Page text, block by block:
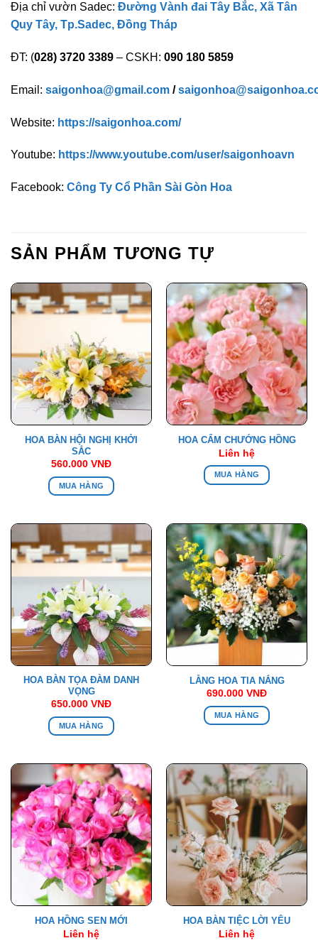
Địa chỉ vườn Sadec: Đường Vành đai Tây Bắc, Xã Tân
Quy Tây, Tp.Sadec, Đồng Tháp
ĐT: (028) 3720 3389 – CSKH: 090 180 5859
Email: saigonhoa@gmail.com /
Website: https://saigonhoa.com/
Youtube: https://www.youtube.com/user/saigonhoavn
Facebook: Công Ty Cổ Phần Sài Gòn Hoa
SẢN PHẨM TƯƠNG TỰ
HOA BÀN HỘI NGHỊ KHỞI
SẮC
560.000 VNĐ
MUA HÀNG
HOA CẨM CHƯỚNG HỒNG
Liên hệ
MUA HÀNG
HOA BÀN TỌA ĐÀM DANH
VỌNG
650.000 VNĐ
MUA HÀNG
LẴNG HOA TIA NẮNG
690.000 VNĐ
MUA HÀNG
HOA HỒNG SEN MỚI
Liên hệ
HOA BÀN TIỆC LỜI YÊU
Liên hệ